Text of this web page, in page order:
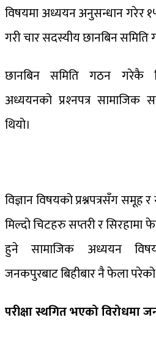
विषयमा अध्ययन अनुसन्धान गरेर १५
गरी चार सदस्यीय छानबिन
छानबिन समिति गठन गरेकै
अध्ययनको प्रश्‍नपत्र सामाजिक
थियो।
विज्ञान विषयको प्रश्नपत्रसँग
मिल्दो चिटहरु सप्तरी र सिरहामा
हुने सामाजिक अध्ययन
जनकपुरबाट बिहीबार नै फेला परेको
परीक्षा स्थगित भएको विरोधमा